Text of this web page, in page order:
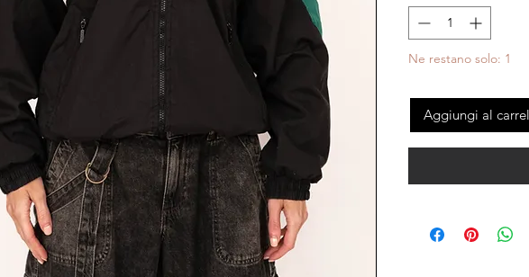
Ne restano solo: 1
Aggiungi al